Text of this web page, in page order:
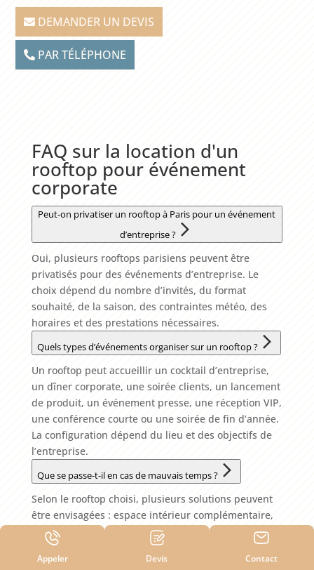
DEMANDER UN DEVIS
PAR TÉLÉPHONE
FAQ sur la location d'un
rooftop pour événement
corporate
Peut-on privatiser un rooftop à Paris pour un événement
d’entreprise ?
Oui, plusieurs rooftops parisiens peuvent être
privatisés pour des événements d’entreprise. Le
choix dépend du nombre d’invités, du format
souhaité, de la saison, des contraintes météo, des
horaires et des prestations nécessaires.
Quels types d’événements organiser sur un rooftop ?
Un rooftop peut accueillir un cocktail d’entreprise,
un dîner corporate, une soirée clients, un lancement
de produit, un événement presse, une réception VIP,
une conférence courte ou une soirée de fin d’année.
La configuration dépend du lieu et des objectifs de
l’entreprise.
Que se passe-t-il en cas de mauvais temps ?
Selon le rooftop choisi, plusieurs solutions peuvent
être envisagées : espace intérieur complémentaire,
structure couverte, adaptation du programme,
horaires ajustés ou solution de repli. IDF événements
anticipe ces paramètres dès la phase de conception.
Appeler Devis Contact